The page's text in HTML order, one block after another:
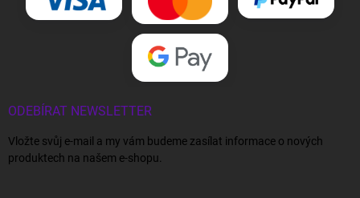
ODEBÍRAT NEWSLETTER
Vložte svůj e-mail a my vám budeme zasílat informace o nových
produktech na našem e-shopu.